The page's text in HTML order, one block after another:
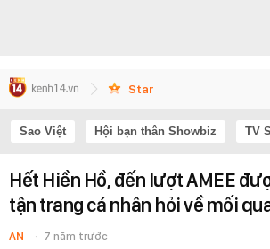
Star
Sao Việt Hội bạn thân Showbiz TV
Hết Hiền Hồ, đến lượt AMEE
tận trang cá nhân hỏi về mối
AN 7 năm trước